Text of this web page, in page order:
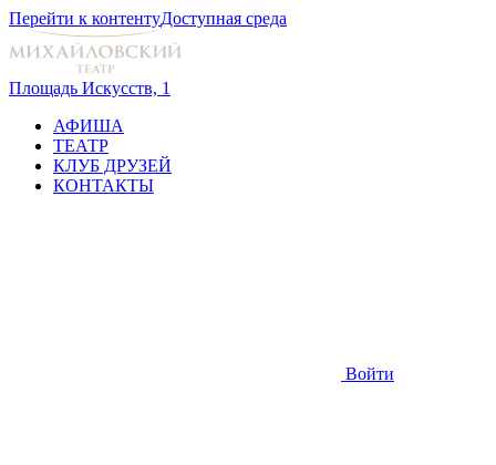
Перейти к контентуДоступная среда
Площадь Искусств, 1
АФИША
ТЕАТР
КЛУБ ДРУЗЕЙ
КОНТАКТЫ
Войти